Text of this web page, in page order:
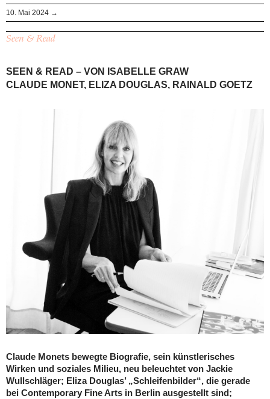
10. Mai 2024 →
Seen & Read
SEEN & READ – VON ISABELLE GRAW
CLAUDE MONET, ELIZA DOUGLAS, RAINALD GOETZ
Claude Monets bewegte Biografie, sein künstlerisches
Wirken und soziales Milieu, neu beleuchtet von Jackie
Wullschläger; Eliza Douglas’ „Schleifenbilder“, die gerade
bei Contemporary Fine Arts in Berlin ausgestellt sind;